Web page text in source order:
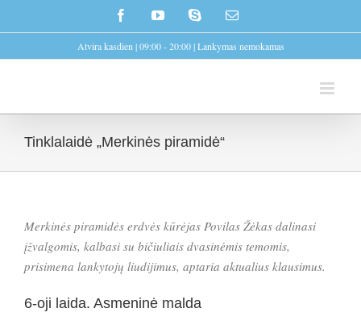
to
FacebookYouTubeSkype Email
Atvira kasdien | 09:00 - 20:00 | Lankymas nemokamas
Tinklalaidė „Merkinės piramidė“
Merkinės piramidės erdvės kūrėjas Povilas Žėkas dalinasi
įžvalgomis, kalbasi su bičiuliais dvasinėmis temomis,
prisimena lankytojų liudijimus, aptaria aktualius klausimus.
6-oji laida. Asmeninė malda